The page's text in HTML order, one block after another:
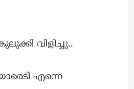
വിളിച്ചു..
എന്നെ